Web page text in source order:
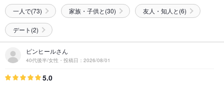
一人で(73) 家族・子供と(30) 友人・知人と(6)
デート(2)
ピンヒールさん
40代後半/女性・投稿日：2026/08/01
5.0